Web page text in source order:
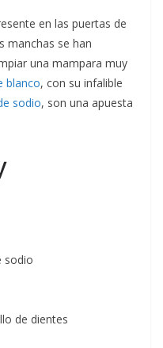
en las puertas de
manchas se han
una mampara muy
blanco, con su infalible
sodio, son una apuesta
sodio
de dientes